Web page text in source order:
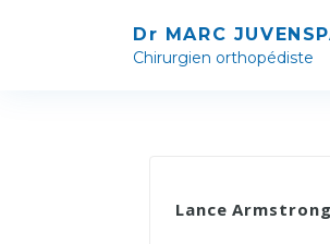
Dr MARC
Chirurgien orthopédiste
Lance